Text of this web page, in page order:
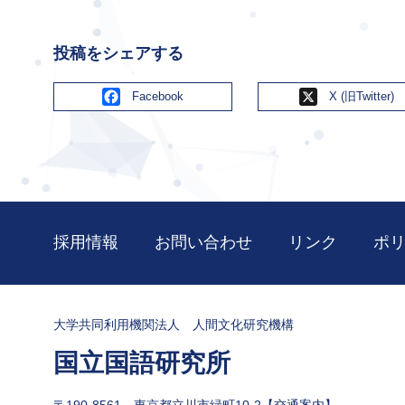
投稿をシェアする
Facebook X
採用情報 お問い合わせ リンク ポ
大学共同利用機関法人 人間文化研究機構
国立国語研究所